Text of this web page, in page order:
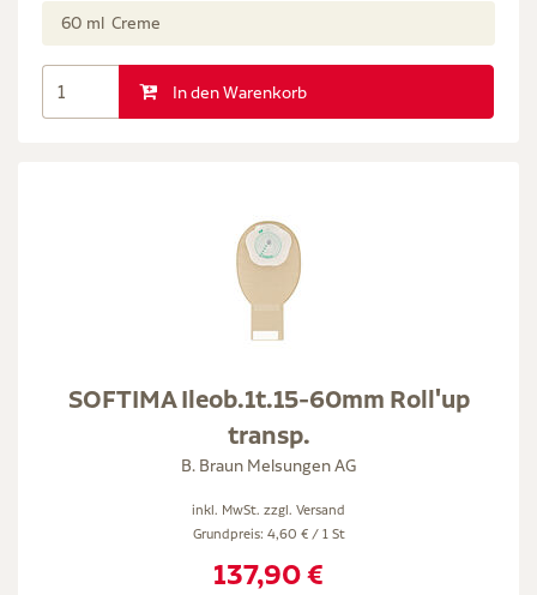
60 ml Creme
In den Warenkorb
SOFTIMA Ileob.1t.15-60mm Roll'up
transp.
B. Braun Melsungen AG
inkl. MwSt. zzgl. Versand
Grundpreis: 4,60 € / 1 St
137,90 €